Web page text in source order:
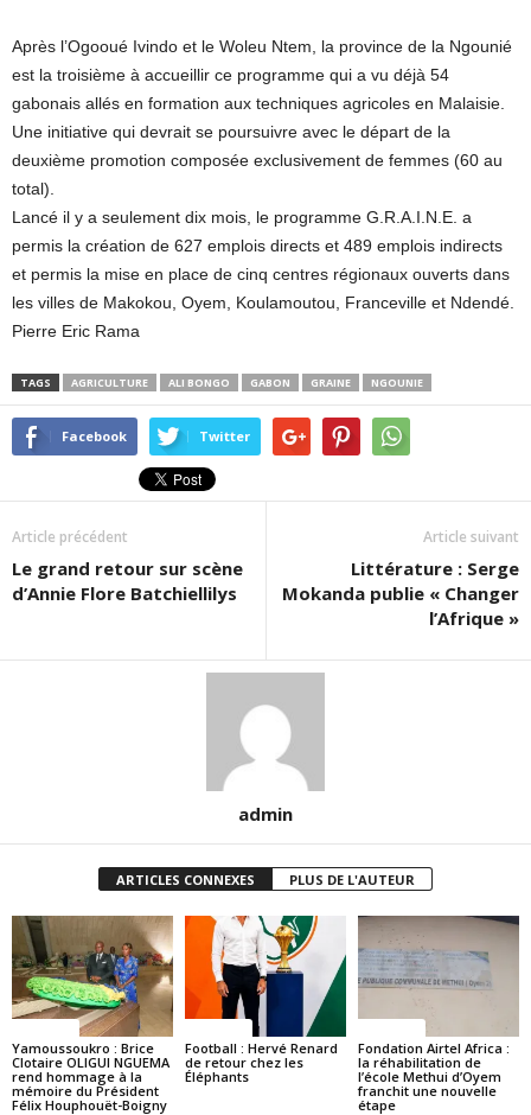
Après l’Ogooué Ivindo et le Woleu Ntem, la province de la Ngounié
est la troisième à accueillir ce programme qui a vu déjà 54
gabonais allés en formation aux techniques agricoles en Malaisie.
Une initiative qui devrait se poursuivre avec le départ de la
deuxième promotion composée exclusivement de femmes (60 au
total).
Lancé il y a seulement dix mois, le programme G.R.A.I.N.E. a
permis la création de 627 emplois directs et 489 emplois indirects
et permis la mise en place de cinq centres régionaux ouverts dans
les villes de Makokou, Oyem, Koulamoutou, Franceville et Ndendé.
Pierre Eric Rama
TAGS AGRICULTURE ALI BONGO GABON GRAINE NGOUNIE
Facebook Twitter
Article précédent
Le grand retour sur scène
d’Annie Flore Batchiellilys
Article suivant
Littérature : Serge
Mokanda publie « Changer
l’Afrique »
admin
ARTICLES CONNEXES PLUS DE L'AUTEUR
Yamoussoukro : Brice
Clotaire OLIGUI NGUEMA
rend hommage à la
mémoire du Président
Félix Houphouët-Boigny
Football : Hervé Renard
de retour chez les
Éléphants
Fondation Airtel Africa :
la réhabilitation de
l’école Methui d’Oyem
franchit une nouvelle
étape